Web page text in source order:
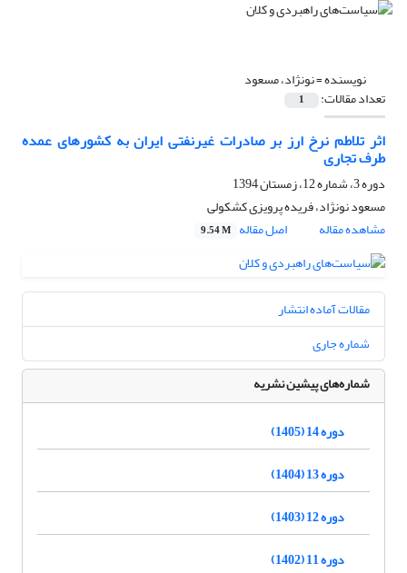
نویسنده =نونژاد، مسعود
تعداد مقالات: 1
اثر تلاطم نرخ ارز بر صادرات ‌غیر‌نفتی ایران به کشورهای عمده
طرف تجاری
دوره 3، شماره 12، زمستان 1394
مسعود نونژاد، فریده پرویزی کشکولی
مشاهده مقاله
اصل مقاله 9.54 M
مقالات آماده انتشار
شماره جاری
شماره‌های پیشین نشریه
دوره 14 (1405)
دوره 13 (1404)
دوره 12 (1403)
دوره 11 (1402)